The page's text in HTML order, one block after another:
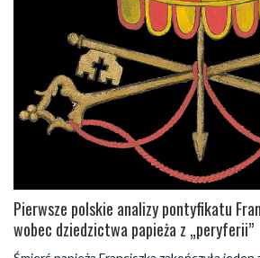
Pierwsze polskie analizy pontyfikatu
wobec dziedzictwa papieża z „peryferii”